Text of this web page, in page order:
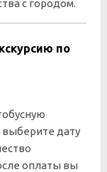
с городом.
по
дату
оплаты вы